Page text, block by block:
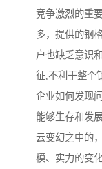
竞争激烈的重
多，提供的钢
户也缺乏意识
征,不利于整个
企业如何发现
能够生存和发
云变幻之中的
模、实力的变